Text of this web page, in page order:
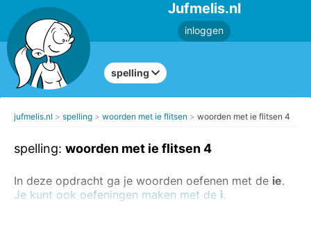
Jufmelis.nl
inloggen
spelling
jufmelis.nl spelling woorden met ie flitsen woorden met ie flitsen 4
spelling: woorden met ie flitsen 4
In deze opdracht ga je woorden oefenen met de ie.
Je kunt ook oefeningen maken met de i.